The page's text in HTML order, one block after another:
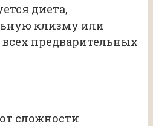
диета,
клизму или
предварительных
сложности